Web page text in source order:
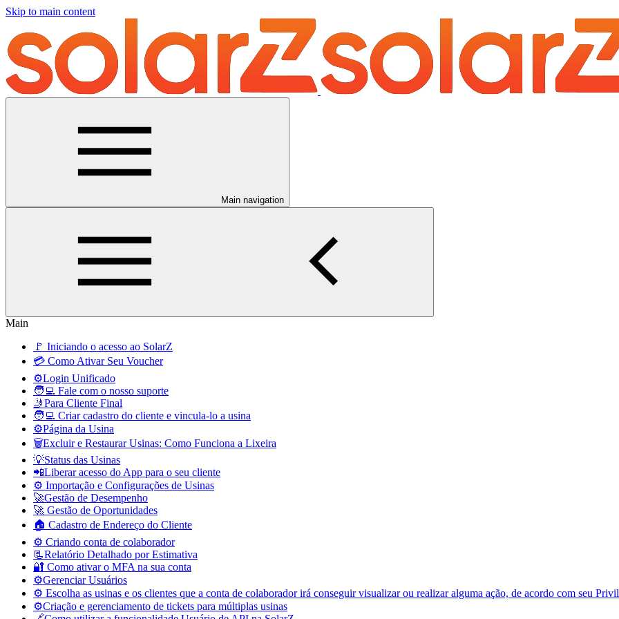
Skip to main content
Main navigation
Main
🚩 Iniciando o acesso ao SolarZ
💳 Como Ativar Seu Voucher
⚙️Login Unificado
🧑‍💻 Fale com o nosso suporte
🤳Para Cliente Final
🧑‍💻 Criar cadastro do cliente e vincula-lo a usina
⚙️Página da Usina
🗑️Excluir e Restaurar Usinas: Como Funciona a Lixeira
💡Status das Usinas
📲Liberar acesso do App para o seu cliente
⚙️ Importação e Configurações de Usinas
🚀Gestão de Desempenho
🚀 Gestão de Oportunidades
🏠 Cadastro de Endereço do Cliente
⚙️ Criando conta de colaborador
📃Relatório Detalhado por Estimativa
🔐 Como ativar o MFA na sua conta
⚙️Gerenciar Usuários
⚙️ Escolha as usinas e os clientes que a conta de colaborador irá conseguir visualizar ou realizar alguma ação, de acordo com seu
⚙️Criação e gerenciamento de tickets para múltiplas usinas